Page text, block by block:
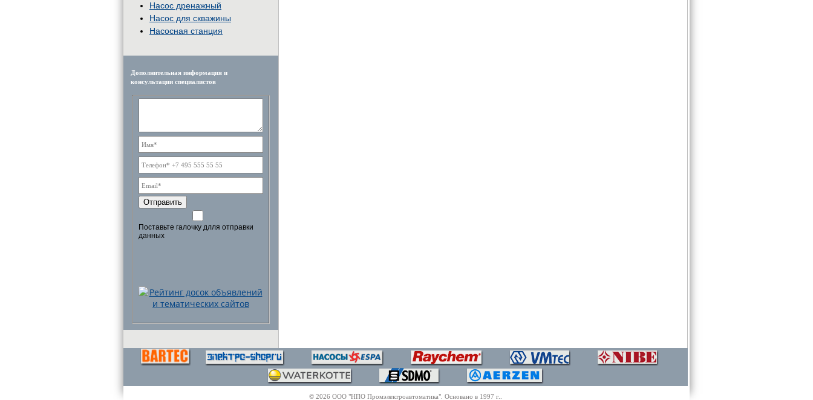
Насос дренажный
Насос для скважины
Насосная станция
Дополнительная информация и
консультации специалистов
Отправить
Поставьте галочку длля отправки
данных
© 2026 ООО "НПО Промэлектроавтоматика". Основано в 1997 г..